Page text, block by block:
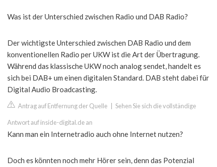
Was ist der Unterschied zwischen Radio und DAB Radio?
Der wichtigste Unterschied zwischen DAB Radio und dem
konventionellen Radio per UKW ist die Art der Übertragung.
Während das klassische UKW noch analog sendet, handelt es
sich bei DAB+ um einen digitalen Standard. DAB steht dabei für
Digital Audio Broadcasting.
Antrag auf Entfernung der Quelle Sehen Sie sich die vollständige
Antwort auf inside-digital.de an
Kann man ein Internetradio auch ohne Internet nutzen?
Doch es könnten noch mehr Hörer sein, denn das Potenzial